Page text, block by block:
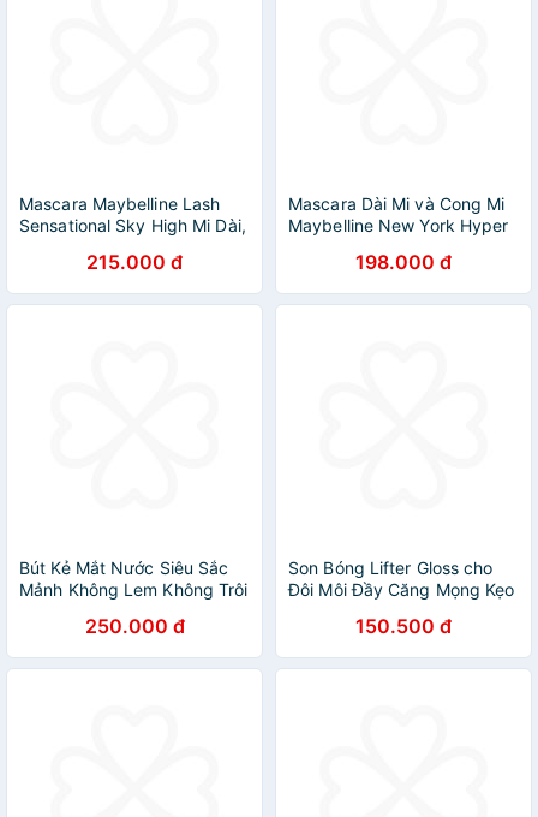
Mascara Maybelline Lash
Sensational Sky High Mi Dài,
215.000 đ
Mascara Dài Mi và Cong Mi
Maybelline New York Hyper
Đen Không Lem Không Trôi
9.2ml
198.000 đ
Bút Kẻ Mắt Nước Siêu Sắc
Mảnh Không Lem Không Trôi
HyperSharp Liner Đen 0.5g
250.000 đ
Son Bóng Lifter Gloss cho
Đôi Môi Đầy Căng Mọng Kẹo
Maybelline New York 5.4ML
150.500 đ